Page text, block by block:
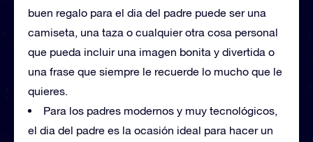
buen regalo para el dia del padre puede ser una
camiseta, una taza o cualquier otra cosa personal
que pueda incluir una imagen bonita y divertida o
una frase que siempre le recuerde lo mucho que le
quieres.
Para los padres modernos y muy tecnológicos,
el dia del padre es la ocasión ideal para hacer un